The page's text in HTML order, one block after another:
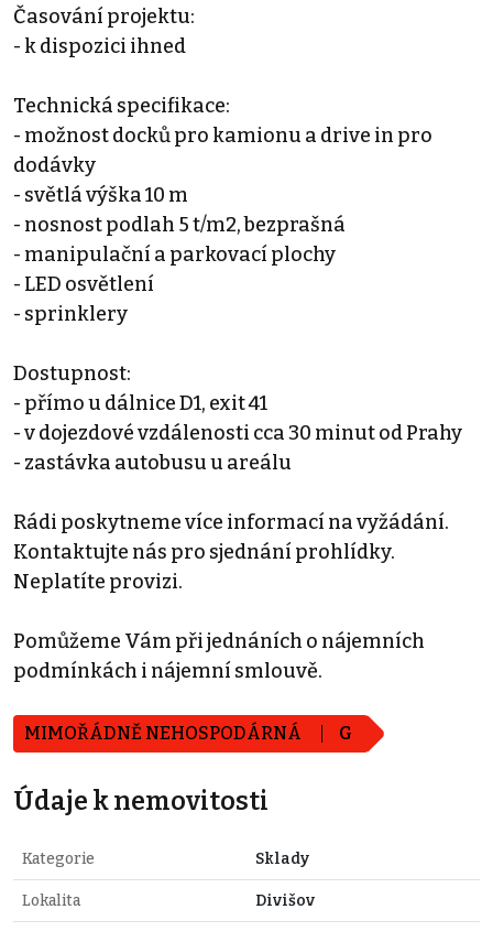
Časování projektu:
- k dispozici ihned
Technická specifikace:
- možnost docků pro kamionu a drive in pro
dodávky
- světlá výška 10 m
- nosnost podlah 5 t/m2, bezprašná
- manipulační a parkovací plochy
- LED osvětlení
- sprinklery
Dostupnost:
- přímo u dálnice D1, exit 41
- v dojezdové vzdálenosti cca 30 minut od Prahy
- zastávka autobusu u areálu
Rádi poskytneme více informací na vyžádání.
Kontaktujte nás pro sjednání prohlídky.
Neplatíte provizi.
Pomůžeme Vám při jednáních o nájemních
podmínkách i nájemní smlouvě.
MIMOŘÁDNĚ NEHOSPODÁRNÁ G
Údaje k nemovitosti
Kategorie Sklady
Lokalita Divišov